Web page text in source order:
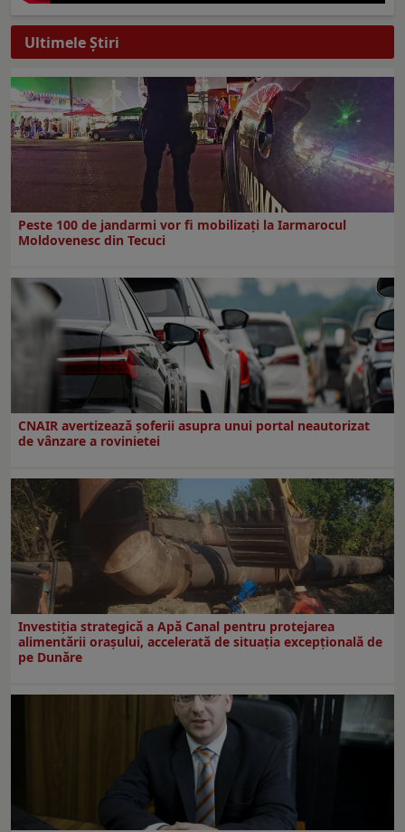
Ultimele Ştiri
Peste 100 de jandarmi vor fi mobilizați la Iarmarocul
Moldovenesc din Tecuci
CNAIR avertizează șoferii asupra unui portal neautorizat
de vânzare a rovinietei
Investiția strategică a Apă Canal pentru protejarea
alimentării orașului, accelerată de situația excepțională de
pe Dunăre